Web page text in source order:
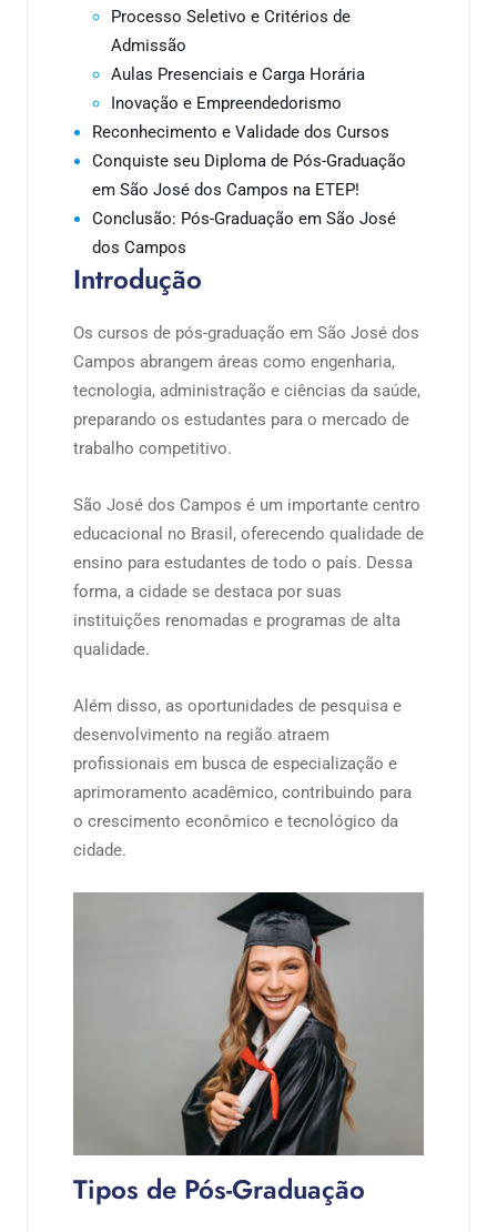
Processo Seletivo e Critérios de
Admissão
Aulas Presenciais e Carga Horária
Inovação e Empreendedorismo
Reconhecimento e Validade dos Cursos
Conquiste seu Diploma de Pós-Graduação
em São José dos Campos na ETEP!
Conclusão: Pós-Graduação em São José
dos Campos
Introdução
Os cursos de pós-graduação em São José dos
Campos abrangem áreas como engenharia,
tecnologia, administração e ciências da saúde,
preparando os estudantes para o mercado de
trabalho competitivo.
São José dos Campos é um importante centro
educacional no Brasil, oferecendo qualidade de
ensino para estudantes de todo o país. Dessa
forma, a cidade se destaca por suas
instituições renomadas e programas de alta
qualidade.
Além disso, as oportunidades de pesquisa e
desenvolvimento na região atraem
profissionais em busca de especialização e
aprimoramento acadêmico, contribuindo para
o crescimento econômico e tecnológico da
cidade.
Tipos de Pós-Graduação